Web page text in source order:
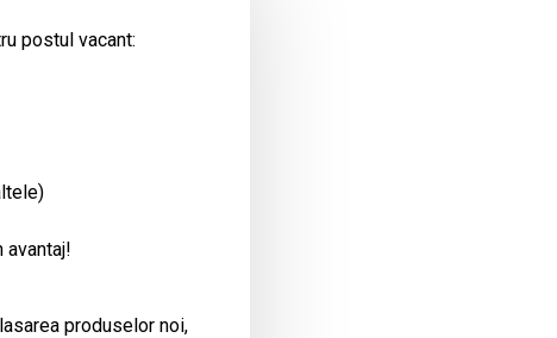
postul vacant:
avantaj!
produselor noi,